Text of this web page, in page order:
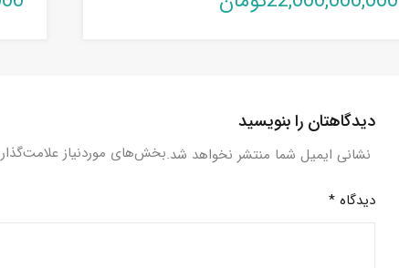
دیدگاهتان را بنویسید
نشانی ایمیل شما منتشر نخواهد شد.بخش‌های موردنیاز
دیدگاه*